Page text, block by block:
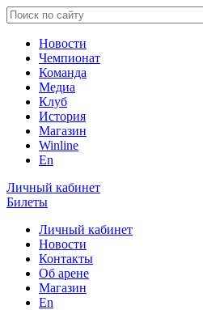
Новости
Чемпионат
Команда
Медиа
Клуб
История
Магазин
Winline
En
Личный кабинет
Билеты
Личный кабинет
Новости
Контакты
Об арене
Магазин
En